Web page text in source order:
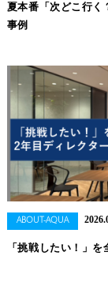
夏本番「次どこ行く
事例
ABOUT-AQUA
「挑戦したい！」